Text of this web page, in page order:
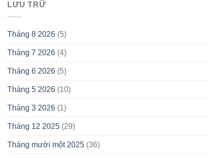
LƯU TRỮ
Tháng 8 2026 (5)
Tháng 7 2026 (4)
Tháng 6 2026 (5)
Tháng 5 2026 (10)
Tháng 3 2026 (1)
Tháng 12 2025 (29)
Tháng mười một 2025 (36)